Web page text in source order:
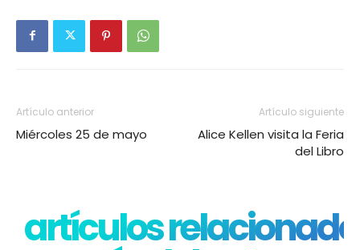
Artículo anterior
Miércoles 25 de mayo
Artículo siguiente
Alice Kellen visita la Feria
del Libro
artículos